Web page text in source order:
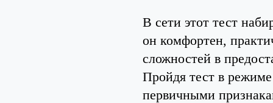
В сети этот тест
он комфортен,
сложностей в
Пройдя тест в
первичными